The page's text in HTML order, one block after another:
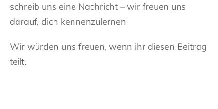
schreib uns eine Nachricht – wir freuen uns
darauf, dich kennenzulernen!
Wir würden uns freuen, wenn ihr diesen Beitrag
teilt.